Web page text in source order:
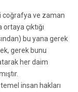
coğrafya ve zaman
çıktığı
bu yana gerek
gerek bunu
her daim
insan hakları